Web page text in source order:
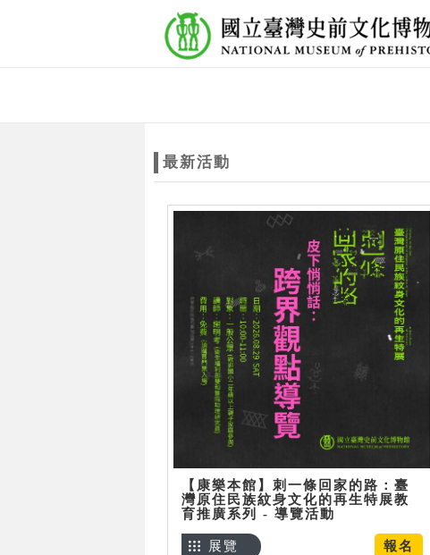
最新活動
【康樂本館】刺一條回家的路：臺
灣原住民族紋身文化的再生特展教
育推廣系列 - 導覽活動
報名
展覽